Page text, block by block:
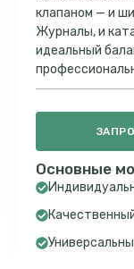
клапаном — и
Журналы, и
идеальный
Основные